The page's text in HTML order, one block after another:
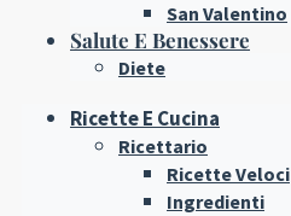
San Valentino
Salute E Benessere
Diete
Ricette E Cucina
Ricettario
Ricette Veloci
Ingredienti